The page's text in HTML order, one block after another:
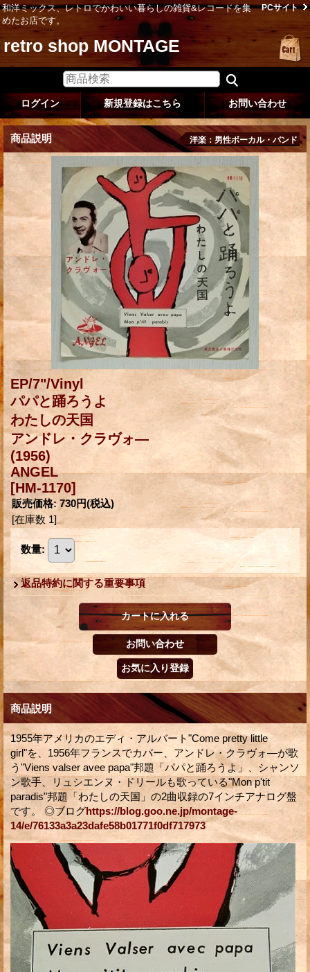
和洋ミックス、レトロでかわいい暮らしの雑貨&レコードを集
めたお店です。
PCサイト
retro shop MONTAGE
ログイン 新規登録はこちら お問い合わせ
商品説明 洋楽：男性ボーカル・バンド
EP/7"/Vinyl
パパと踊ろうよ
わたしの天国
アンドレ・クラヴォ―
(1956)
ANGEL
[HM-1170]
販売価格: 730円(税込)
[在庫数 1]
数量:
返品特約に関する重要事項
商品説明
1955年アメリカのエディ・アルバート"Come pretty little
girl"を、1956年フランスでカバー、アンドレ・クラヴォ―が歌
う"Viens valser avee papa"邦題「パパと踊ろうよ」、シャンソ
ン歌手、リュシエンヌ・ドリールも歌っている"Mon p'tit
paradis"邦題「わたしの天国」の2曲収録の7インチアナログ盤
です。 ◎ブログhttps://blog.goo.ne.jp/montage-
14/e/76133a3a23dafe58b01771f0df717973